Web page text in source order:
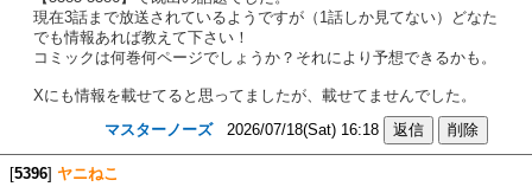
現在3話まで放送されているようですが（1話しか見てない）どなた
でも情報あれば教えて下さい！
コミックは何巻何ページでしょうか？それにより予想できるかも。
Xにも情報を載せてると思ってましたが、載せてませんでした。
マスターノーズ2026/07/18(Sat) 16:18
[5396] ヤニねこ